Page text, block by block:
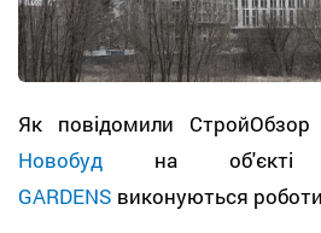
Як повідомили СтройОбзор
Новобуд на
GARDENS виконуються